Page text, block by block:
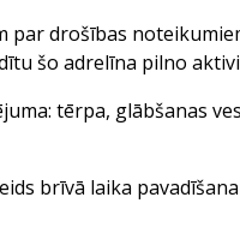
par drošības
šo adrelīna pilno
tērpa, glābšanas
brīvā laika